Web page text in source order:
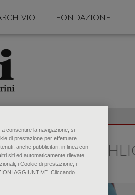
FONDAZIONE
consentire la navigazione, si
di prestazione per effettuare
anche pubblicitari, in linea con
siti ed automaticamente rilevate
i Cookie di prestazione, i
AGGIUNTIVE. Cliccando